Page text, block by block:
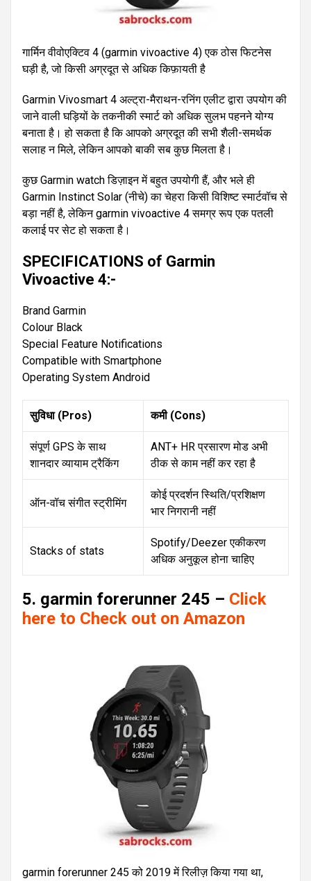
गार्मिन वीवोएक्टिव 4 (garmin vivoactive 4) एक ठोस फिटनेस
घड़ी है, जो किसी अग्रदूत से अधिक किफ़ायती है
Garmin Vivosmart 4 अल्ट्रा-मैराथन-रनिंग एलीट द्वारा उपयोग की
जाने वाली घड़ियों के तकनीकी स्मार्ट को अधिक सुलभ पहनने योग्य
बनाता है। हो सकता है कि आपको अग्रदूत की सभी शैली-समर्थक
सलाह न मिले, लेकिन आपको बाकी सब कुछ मिलता है।
कुछ Garmin watch डिज़ाइन में बहुत उपयोगी हैं, और भले ही
Garmin Instinct Solar (नीचे) का चेहरा किसी विशिष्ट स्मार्टवॉच से
बड़ा नहीं है, लेकिन garmin vivoactive 4 समग्र रूप एक पतली
कलाई पर सेट हो सकता है।
SPECIFICATIONS of Garmin
Vivoactive 4:-
Brand Garmin
Colour Black
Special Feature Notifications
Compatible with Smartphone
Operating System Android
सुविधा (Pros) कमी (Cons)
संपूर्ण GPS के साथ
शानदार व्यायाम ट्रैकिंग
ANT+ HR प्रसारण मोड अभी
ठीक से काम नहीं कर रहा है
ऑन-वॉच संगीत स्ट्रीमिंग
कोई प्रदर्शन स्थिति/प्रशिक्षण
भार निगरानी नहीं
Stacks of stats
Spotify/Deezer एकीकरण
अधिक अनुकूल होना चाहिए
5. garmin forerunner 245 – Click
here to Check out on Amazon
garmin forerunner 245 को 2019 में रिलीज़ किया गया था,